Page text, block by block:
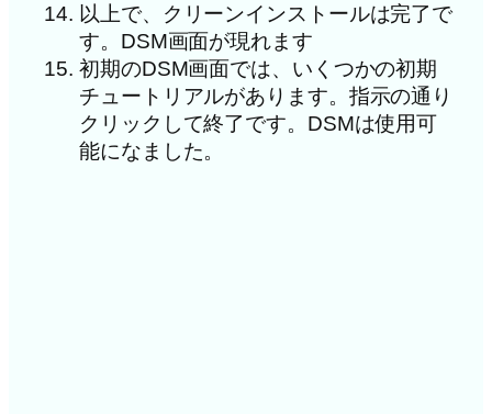
以上で、クリーンインストールは完了で
す。DSM画面が現れます
初期のDSM画面では、いくつかの初期
チュートリアルがあります。指示の通り
クリックして終了です。DSMは使用可
能になました。